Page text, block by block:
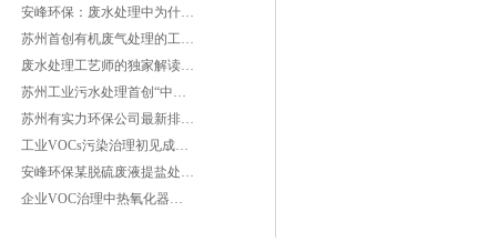
安峰环保：废水处理中为什么胶体颗粒不易自然沉降?
苏州首创有机废气处理的工艺测试
废水处理工艺师的独家解读废水处理知识
苏州工业污水处理首创“中水”回用经济
苏州有实力环保公司最新排名/知名环保公司有哪些?
工业VOCs污染治理初见成效：地球比20年前更绿
安峰环保某脱硫废液提盐处理项目验收成功
企业VOC治理中热氧化器如何安全运行？